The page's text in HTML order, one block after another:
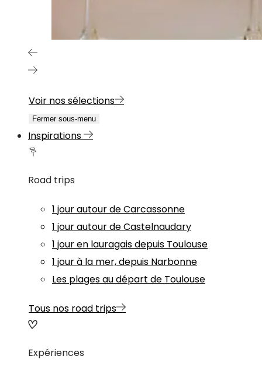
Voir nos sélections
Fermer sous-menu
Inspirations
Road trips
1 jour autour de Carcassonne
1 jour autour de Castelnaudary
1 jour en lauragais depuis Toulouse
1 jour à la mer, depuis Narbonne
Les plages au départ de Toulouse
Tous nos road trips
Expériences